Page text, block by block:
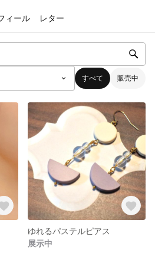
ィール レター
すべて 販売中
ゆれるパステルピアス
展示中